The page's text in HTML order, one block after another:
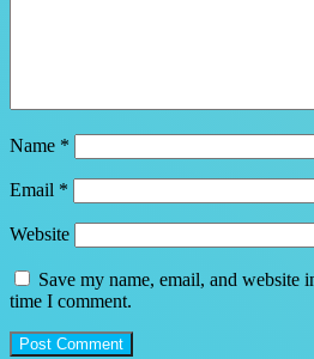
Name *
Email *
Website
Save my name, email, and website
time I comment.